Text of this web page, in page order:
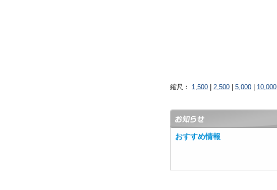
縮尺： 1,500 2,500 5,000 10,000
おすすめ情報